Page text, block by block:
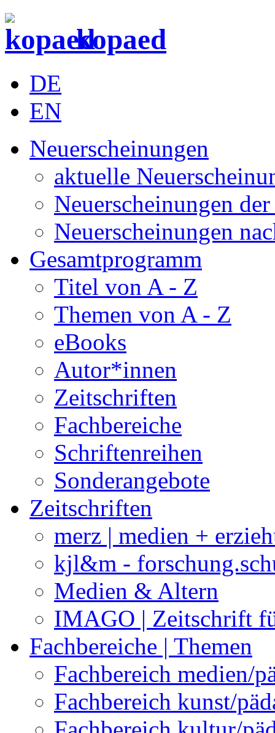
kopaed
DE
EN
Neuerscheinungen
aktuelle
Neuerscheinungen
Neuerscheinungen
Gesamtprogramm
Titel von A - Z
Themen von A - Z
eBooks
Autor*innen
Zeitschriften
Fachbereiche
Schriftenreihen
Sonderangebote
Zeitschriften
merz | medien +
kjl&m -
Medien & Altern
IMAGO | Zeitschrift
Fachbereiche | Themen
Fachbereich medien/
Fachbereich kunst/